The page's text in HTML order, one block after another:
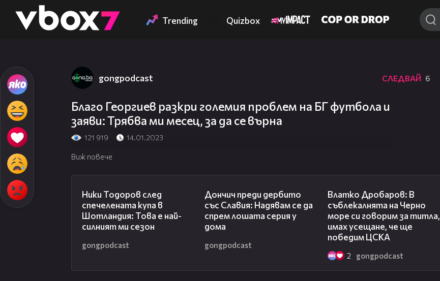
👾 Trending Quizbox
gongpodcast СЛЕДВАЙ 6
Благо Георгиев разкри големия проблем на БГ футбола и
заяви: Трябва ми месец, за да се върна
121 919 14.01.2023
Виж повече
Ники Тодоров след
спечелената купа в
Шотландия: Това е най-
силният ми сезон
gongpodcast
Дончич преди дербито
със Славия: Надявам се да
спрем лошата серия у
дома
gongpodcast
Влатко Дробаров: В
съблекалнята на Черно
море си говорим за титла,
имах усещане, че ще
победим ЦСКА
2 gongpodcast